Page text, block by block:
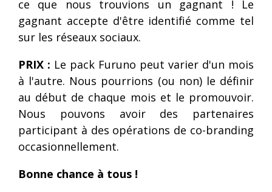
ce que nous trouvions un gagnant ! Le
gagnant accepte d'être identifié comme tel
sur les réseaux sociaux.
PRIX : Le pack Furuno peut varier d'un mois
à l'autre. Nous pourrions (ou non) le définir
au début de chaque mois et le promouvoir.
Nous pouvons avoir des partenaires
participant à des opérations de co-branding
occasionnellement.
Bonne chance à tous !